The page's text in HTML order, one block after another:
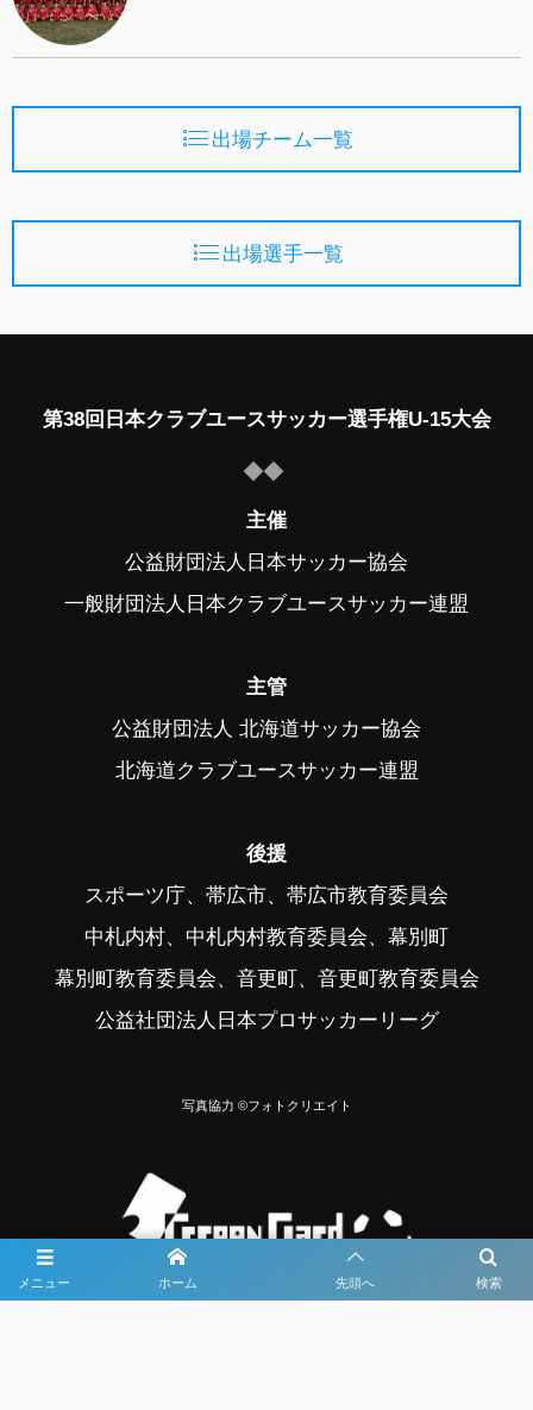
出場チーム一覧
出場選手一覧
メニュー 検索
ホーム 先頭へ
第38回日本クラブユースサッカー選手権U-15大会
主催
公益財団法人日本サッカー協会
一般財団法人日本クラブユースサッカー連盟
主管
公益財団法人 北海道サッカー協会
北海道クラブユースサッカー連盟
後援
スポーツ庁、帯広市、帯広市教育委員会
中札内村、中札内村教育委員会、幕別町
幕別町教育委員会、音更町、音更町教育委員会
公益社団法人日本プロサッカーリーグ
写真協力 ©フォトクリエイト